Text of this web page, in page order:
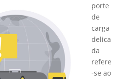
porte
de
carga
delica
da
refere
-se ao